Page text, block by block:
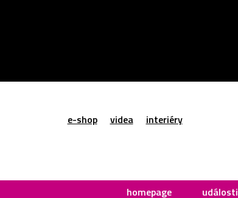
e-shop videa interiéry
homepage události